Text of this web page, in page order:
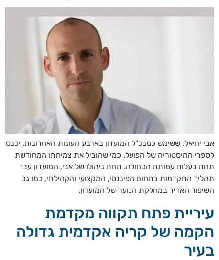
אבי יחיאל, ששימש כמנכ"ל המועדון בארבע העונות האחרונות, יכנס
לספרי ההיסטוריה של הפועל, כמי שהוביל את צמיחתו המחודשת
תחת בעלות עמותת הכחולה. תחת ניהולו של אבי, המועדון עבר
תהליך התקדמות בתחום הפיננסי, המקצועי והקהילתי, כמו גם
השיפור האדיר במחלקת הנוער של המועדון.
עיריית פתח תקווה מקדמת
הקמה של קריה אקדמית גדולה
בעיר